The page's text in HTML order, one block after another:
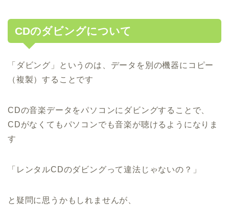
CDのダビングについて
「ダビング」というのは、データを別の機器にコピー
（複製）することです
CDの音楽データをパソコンにダビングすることで、
CDがなくてもパソコンでも音楽が聴けるようになりま
す
「レンタルCDのダビングって違法じゃないの？」
と疑問に思うかもしれませんが、